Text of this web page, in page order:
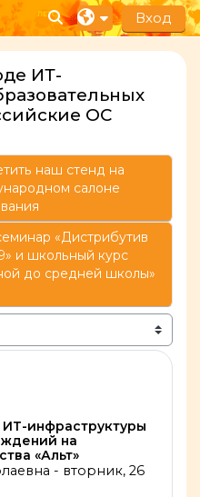
Изменить данные
Вход
ИТ-
ОС
наш стенд на
салоне
«Дистрибутив
и школьный курс
до средней школы»
инфраструктуры
на
«Альт»
- вторник, 26